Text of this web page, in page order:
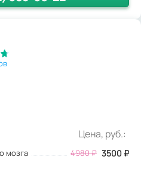
Цена, руб.:
мозга 4980₽ 3500 ₽